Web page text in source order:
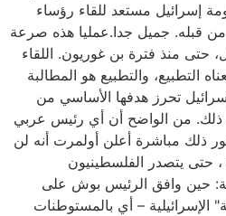
إسرائيل مستعد للقاء رؤساء
من قبله. جميل جدا.عمليا هذه صرعة
حتى منذ فترة بن غوريون. اللقاء
التطبيع، والتطبيع هو المطالبة
تحرز هدفها الأساسي من
ذلك. من الواضح أن أي رئيس عربي
ذلك مباشرة أعلن أولمرت أنه لن
، حتى يتصدر الفلسطينيون
حين وافق الرئيس بوش على
الإسرائيلية – أي بالمستوطنات